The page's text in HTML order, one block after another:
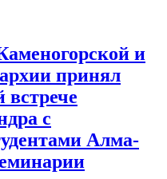
и
принял
встрече
с
Алма-